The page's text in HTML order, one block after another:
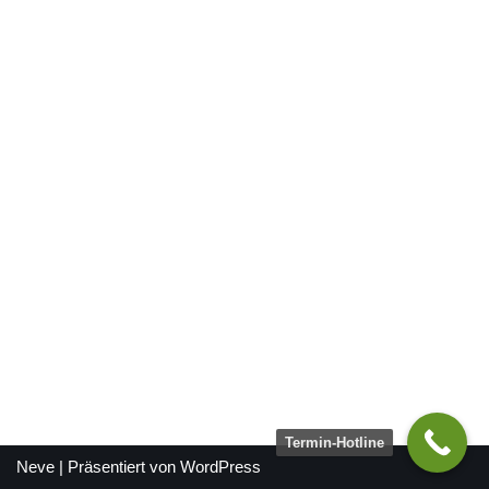
Neve | Präsentiert von WordPress
Termin-Hotline